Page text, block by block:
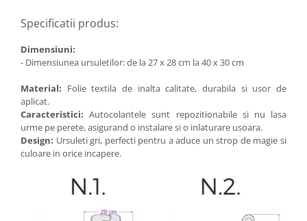
Specificatii produs:
Dimensiuni:
- Dimensiunea ursuletilor: de la 27 x 28 cm la 40 x 30 cm
Material: Folie textila de inalta calitate, durabila si usor de
aplicat.
Caracteristici: Autocolantele sunt repozitionabile si nu lasa
urme pe perete, asigurand o instalare si o inlaturare usoara.
Design: Ursuleti gri, perfecti pentru a aduce un strop de magie si
culoare in orice incapere.